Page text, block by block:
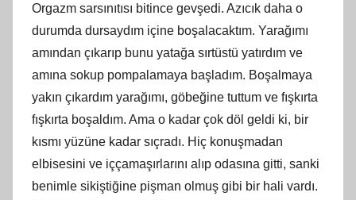
Orgazm sarsınıtısı bitince gevşedi. Azıcık daha o
durumda dursaydım içine boşalacaktım. Yarağımı
amından çıkarıp bunu yatağa sırtüstü yatırdım ve
amına sokup pompalamaya başladım. Boşalmaya
yakın çıkardım yarağımı, göbeğine tuttum ve fışkırta
fışkırta boşaldım. Ama o kadar çok döl geldi ki, bir
kısmı yüzüne kadar sıçradı. Hiç konuşmadan
elbisesini ve iççamaşırlarını alıp odasına gitti, sanki
benimle sikiştiğine pişman olmuş gibi bir hali vardı.